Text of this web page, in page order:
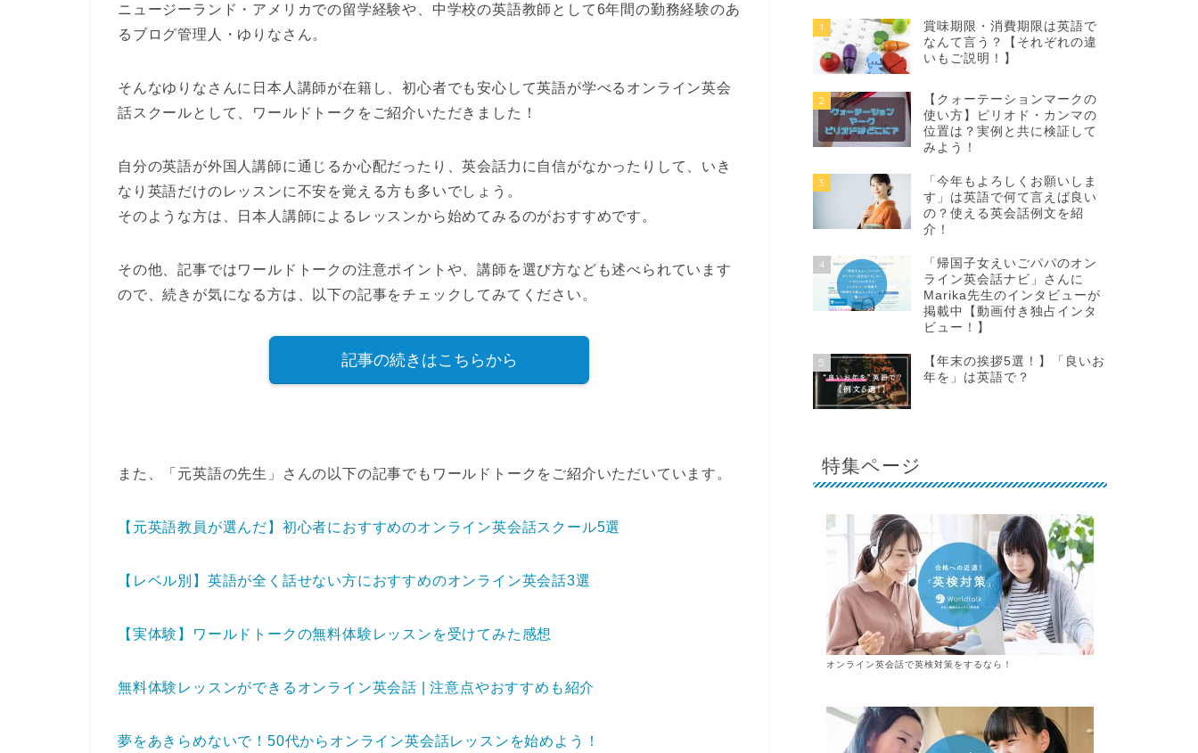
ニュージーランド・アメリカでの留学経験や、中学校の英語教師として6年間の勤務経験のあ
るブログ管理人・ゆりなさん。
そんなゆりなさんに 日本人講師が在籍し、初心者でも安心して英語が学べるオンライン英会
話スクールとして、 ワールドトーク をご紹介いただきました！
自分の英語が外国人講師に通じるか心配だったり、英会話力に自信がなかったりして、いき
なり英語だけのレッスンに不安を覚える方も多いでしょう。
そのような方は、
日本人講師によるレッスンから始めてみるのがおすすめです。
その他、記事ではワールドトークの注意ポイントや、講師を選び方なども述べられています
ので、続きが気になる方は、以下の記事をチェックしてみてください。
記事の続きはこちらから
また、「元英語の先生」さんの以下の記事でもワールドトークをご紹介いただいています。
【元英語教員が選んだ】初心者におすすめのオンライン英会話スクール5選
【レベル別】英語が全く話せない方におすすめのオンライン英会話3選
【実体験】ワールドトークの無料体験レッスンを受けてみた感想
無料体験レッスンができるオンライン英会話 | 注意点やおすすめも紹介
夢をあきらめないで！50代からオンライン英会話レッスンを始めよう！
1
賞味期限・消費期限は英語で
なんて言う？【それぞれの違
いもご説明！】
2
【クォーテーションマークの
使い方】ピリオド・カンマの
位置は？実例と共に検証して
みよう！
3
「今年もよろしくお願いしま
す」は英語で何て言えば良い
の？使える英会話例文を紹
介！
4
「帰国子女えいごパパのオン
ライン英会話ナビ」さんに
Marika先生のインタビューが
掲載中【動画付き独占インタ
ビュー！】
5
【年末の挨拶5選！】「良いお
年を」は英語で？
特集ページ
オンライン英会話で英検対策をするなら！